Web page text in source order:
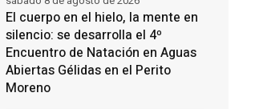
El cuerpo en el hielo, la mente en
silencio: se desarrolla el 4º
Encuentro de Natación en Aguas
Abiertas Gélidas en el Perito
Moreno